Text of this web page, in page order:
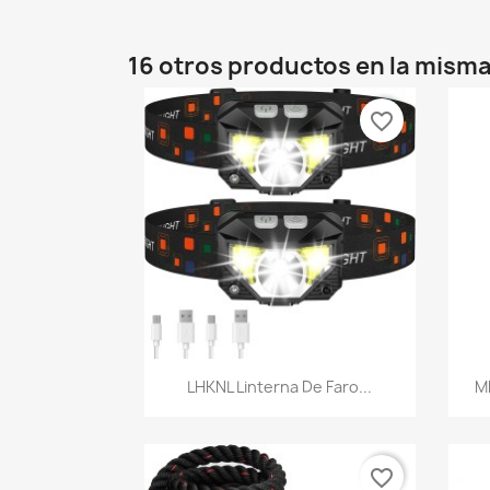
16 otros productos en la
 Vista rápida
LHKNL Linterna De Faro...
favorite_border
favorite_border